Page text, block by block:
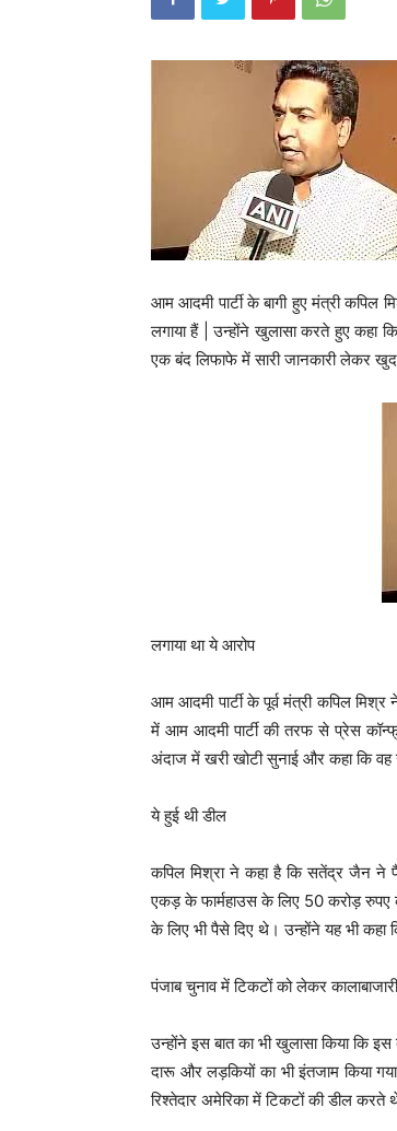
आम आदमी पार्टी के बागी हुए मंत्री
लगाया हैं | उन्होंने खुलासा करते हुए कहा
एक बंद लिफाफे में सारी जानकारी लेकर
लगाया था ये आरोप
आम आदमी पार्टी के पूर्व मंत्री कपिल
में आम आदमी पार्टी की तरफ से प्रेस
अंदाज में खरी खोटी सुनाई और कहा कि वह
ये हुई थी डील
कपिल मिश्रा ने कहा है कि सतेंद्र जैन
एकड़ के फार्महाउस के लिए 50 करोड़ रुपए
के लिए भी पैसे दिए थे। उन्होंने यह भी कहा
पंजाब चुनाव में टिकटों को लेकर कालाबाजारी
उन्होंने इस बात का भी खुलासा किया कि
दारू और लड़कियों का भी इंतजाम किया
रिश्तेदार अमेरिका में टिकटों की डील करते